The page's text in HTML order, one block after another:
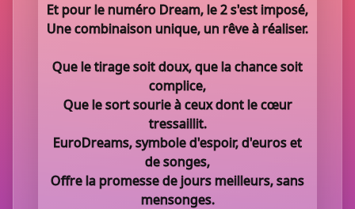
Et pour le numéro Dream, le 2 s'est imposé,
Une combinaison unique, un rêve à réaliser.
Que le tirage soit doux, que la chance soit
complice,
Que le sort sourie à ceux dont le cœur
tressaillit.
EuroDreams, symbole d'espoir, d'euros et
de songes,
Offre la promesse de jours meilleurs, sans
mensonges.